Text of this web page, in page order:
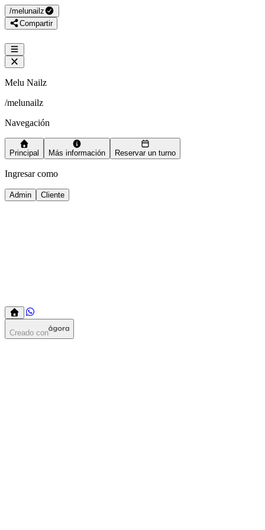
/melunailz
Compartir
Melu Nailz
/melunailz
Navegación
Principal Más información Reservar un turno
Ingresar como
Admin Cliente
Creado con